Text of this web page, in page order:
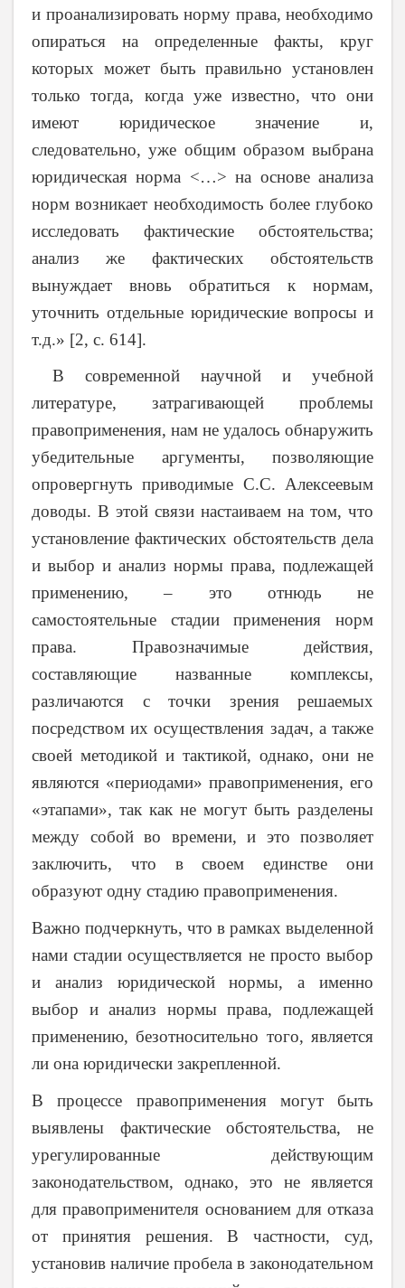
и проанализировать норму права, необходимо
опираться на определенные факты, круг
которых может быть правильно установлен
только тогда, когда уже известно, что они
имеют юридическое значение и,
следовательно, уже общим образом выбрана
юридическая норма <…> на основе анализа
норм возникает необходимость более глубоко
исследовать фактические обстоятельства;
анализ же фактических обстоятельств
вынуждает вновь обратиться к нормам,
уточнить отдельные юридические вопросы и
т.д.» [2, c. 614].
В современной научной и учебной
литературе, затрагивающей проблемы
правоприменения, нам не удалось обнаружить
убедительные аргументы, позволяющие
опровергнуть приводимые С.С. Алексеевым
доводы. В этой связи настаиваем на том, что
установление фактических обстоятельств дела
и выбор и анализ нормы права, подлежащей
применению, – это отнюдь не
самостоятельные стадии применения норм
права. Правозначимые действия,
составляющие названные комплексы,
различаются с точки зрения решаемых
посредством их осуществления задач, а также
своей методикой и тактикой, однако, они не
являются «периодами» правоприменения, его
«этапами», так как не могут быть разделены
между собой во времени, и это позволяет
заключить, что в своем единстве они
образуют одну стадию правоприменения.
Важно подчеркнуть, что в рамках выделенной
нами стадии осуществляется не просто выбор
и анализ юридической нормы, а именно
выбор и анализ нормы права, подлежащей
применению, безотносительно того, является
ли она юридически закрепленной.
В процессе правоприменения могут быть
выявлены фактические обстоятельства, не
урегулированные действующим
законодательством, однако, это не является
для правоприменителя основанием для отказа
от принятия решения. В частности, суд,
установив наличие пробела в законодательном